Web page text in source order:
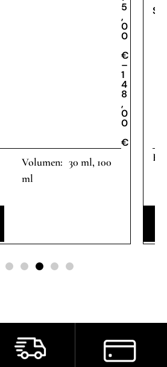
5
,
0
0
€
–
1
4
8
,
0
0
€
30 ml, 100
ml